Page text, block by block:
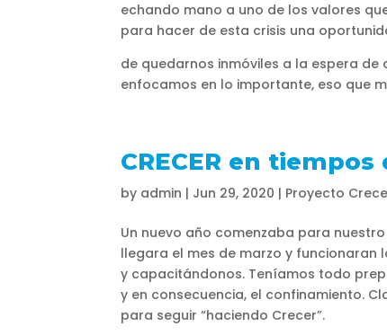
echando mano a uno de los valores
para hacer de esta crisis una
de quedarnos inmóviles a la espera
enfocamos en lo importante, eso que
CRECER en
by admin | Jun 29, 2020 | Proyecto
Un nuevo año comenzaba para
llegara el mes de marzo y funcionaran
y capacitándonos. Teníamos todo
y en consecuencia, el confinamiento.
para seguir “haciendo Crecer”.